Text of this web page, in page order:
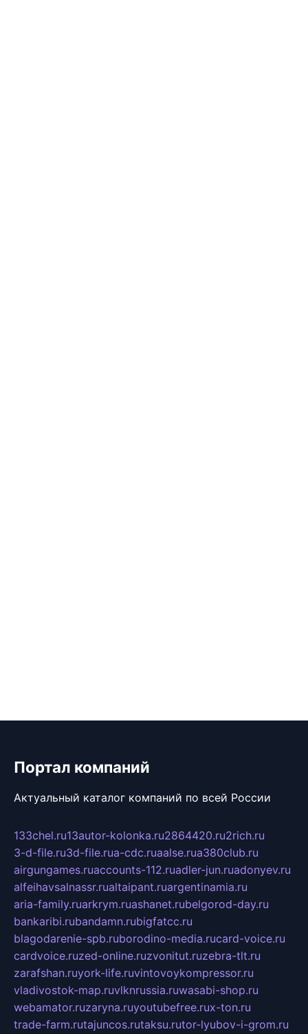
Портал компаний
Актуальный каталог компаний по всей России
133chel.ru13autor-kolonka.ru2864420.ru2rich.ru
3-d-file.ru3d-file.rua-cdc.ruaalse.rua380club.ru
airgungames.ruaccounts-112.ruadler-jun.ruadonyev.ru
alfeihavsalnassr.rualtaipant.ruargentinamia.ru
aria-family.ruarkrym.ruashanet.rubelgorod-day.ru
bankaribi.rubandamn.rubigfatcc.ru
blagodarenie-spb.ruborodino-media.rucard-voice.ru
cardvoice.ruzed-online.ruzvonitut.ruzebra-tlt.ru
zarafshan.ruyork-life.ruvintovoykompressor.ru
vladivostok-map.ruvlknrussia.ruwasabi-shop.ru
webamator.ruzaryna.ruyoutubefree.rux-ton.ru
trade-farm.rutajuncos.rutaksu.rutor-lyubov-i-grom.ru